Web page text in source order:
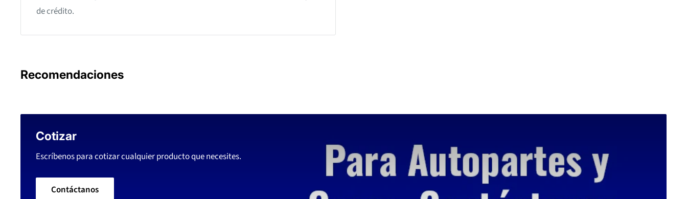
de crédito.
Recomendaciones
Cotizar
Escríbenos para cotizar cualquier producto que necesites.
Contáctanos